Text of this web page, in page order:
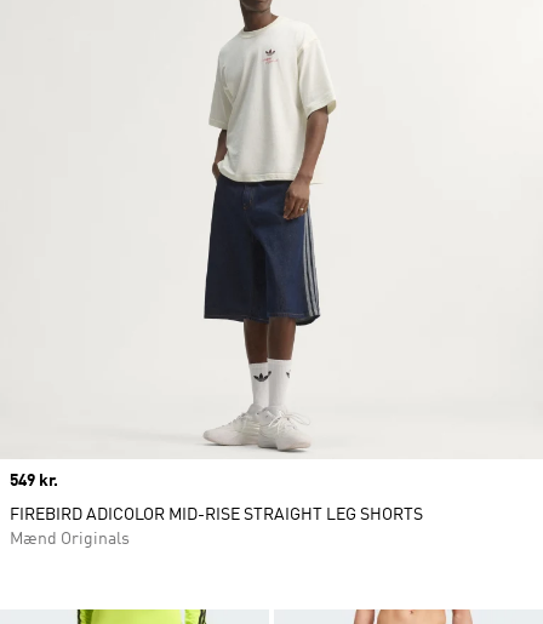
Price
549 kr.
FIREBIRD ADICOLOR MID-RISE STRAIGHT LEG SHORTS
Mænd Originals